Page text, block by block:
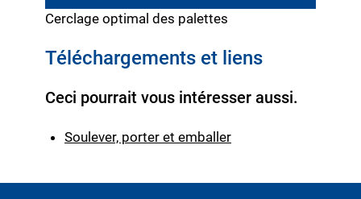
Cerclage optimal des palettes
Téléchargements et liens
Ceci pourrait vous intéresser aussi.
Soulever, porter et emballer